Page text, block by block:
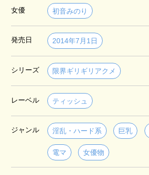
女優 初音みのり
発売日 2014年7月1日
シリーズ 限界ギリギリアクメ
レーベル ティッシュ
ジャンル 淫乱・ハード系 巨乳
電マ 女優物